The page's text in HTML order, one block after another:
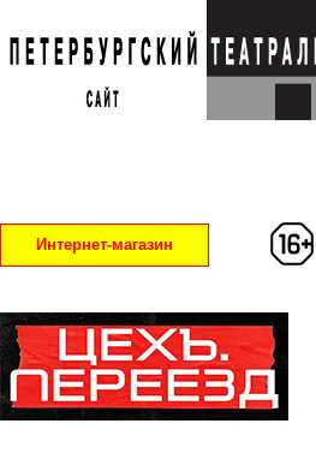
Интернет-магазин